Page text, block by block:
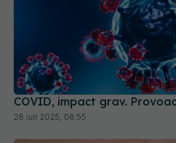
COVID, impact grav.
28 iun 2025, 08:55